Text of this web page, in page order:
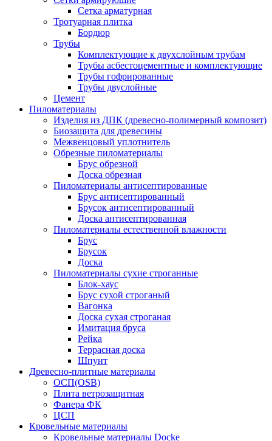
Сетка арматурная
Тротуарная плитка
Бордюр
Трубы
Комплектующие к двухслойным трубам
Трубы асбестоцементные и комплектующие
Трубы гофрированные
Трубы двуслойные
Цемент
Пиломатериалы
Изделия из ДПК (древесно-полимерный композит)
Биозащита для древесины
Межвенцовый уплотнитель
Обрезные пиломатериалы
Брус обрезной
Доска обрезная
Пиломатериалы антисептированные
Брус антисептированный
Брусок антисептированный
Доска антисептированная
Пиломатериалы естественной влажности
Брус
Брусок
Доска
Пиломатериалы сухие строганные
Блок-хаус
Брус сухой строганый
Вагонка
Доска сухая строганая
Имитация бруса
Рейка
Террасная доска
Шпунт
Древесно-плитные материалы
ОСП(OSB)
Плита ветрозащитная
Фанера ФК
ЦСП
Кровельные материалы
Кровельные материалы Docke